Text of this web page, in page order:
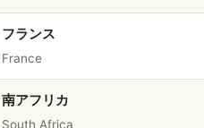
フランス
France
南アフリカ
South Africa